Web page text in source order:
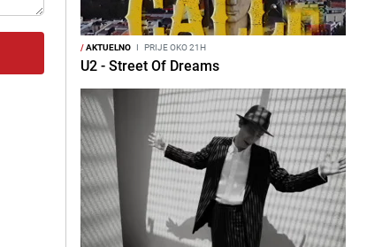
/AKTUELNO I PRIJE OKO 21H
U2 - Street Of Dreams